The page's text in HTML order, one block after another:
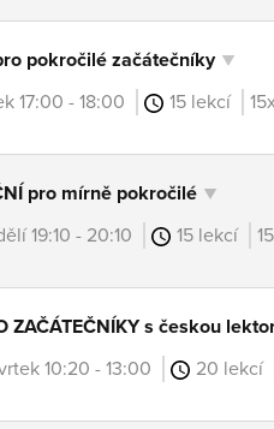
pokročilé začátečníky
17:00 - 18:00 15 lekcí
pro mírně pokročilé
19:10 - 20:10 15 lekcí
ZAČÁTEČNÍKY s českou
10:20 - 13:00 20 lekcí